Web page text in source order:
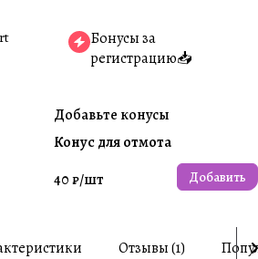
Бонусы за
регистрацию📥
Добавьте конусы
Конус для отмота
40 ₽/шт Добавить
Отзывы (1)